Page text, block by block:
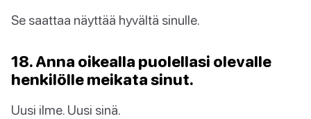
Se saattaa näyttää hyvältä sinulle.
18. Anna oikealla puolellasi olevalle
henkilölle meikata sinut.
Uusi ilme. Uusi sinä.